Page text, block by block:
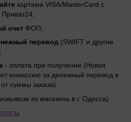
картами VISA/MasterCard с
счет ФОП;
перевод (SWIFT и другие
- оплата при получении (Новая
комиссию за денежный перевод в
суммы заказа)
из магазина в г. Одесса)